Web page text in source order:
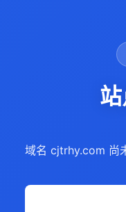
域名 cjtrhy.com 尚